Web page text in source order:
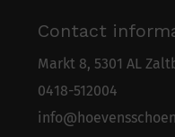
Contact
Markt 8, 5301 AL
0418-512004